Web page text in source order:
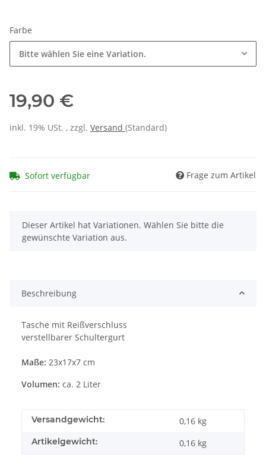
Farbe
Bitte wählen Sie eine Variation.
19,90 €
inkl. 19% USt. , zzgl. Versand (Standard)
Sofort verfügbar Frage zum Artikel
x
Dieser Artikel hat Variationen. Wählen Sie bitte die
gewünschte Variation aus.
Beschreibung
Tasche mit Reißverschluss
verstellbarer Schultergurt
Maße: 23x17x7 cm
Volumen: ca. 2 Liter
Versandgewicht: 0,16 kg
Artikelgewicht: 0,16 kg